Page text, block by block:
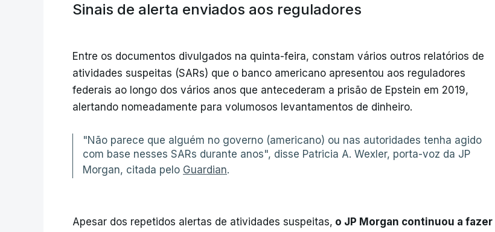
Sinais de alerta enviados aos reguladores
Entre os documentos divulgados na quinta-feira, constam vários outros relatórios de
atividades suspeitas (SARs) que o banco americano apresentou aos reguladores
federais ao longo dos vários anos que antecederam a prisão de Epstein em 2019,
alertando nomeadamente para volumosos levantamentos de dinheiro.
"Não parece que alguém no governo (americano) ou nas autoridades tenha agido
com base nesses SARs durante anos", disse Patricia A. Wexler, porta-voz da JP
Morgan, citada pelo Guardian.
Apesar dos repetidos alertas de atividades suspeitas, o JP Morgan continuou a fazer